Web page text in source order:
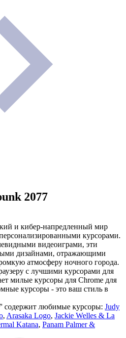
2077
и кибер-напредленный мир
курсорами.
видеоиграми, эти
дизайнами, отражающими
атмосферу ночного города.
с лучшими курсорами для
милые курсоры для Chrome для
курсоры - это ваш стиль в
содержит любимые курсоры: Judy
, Arasaka Logo, Jackie Welles & La
Katana, Panam Palmer &